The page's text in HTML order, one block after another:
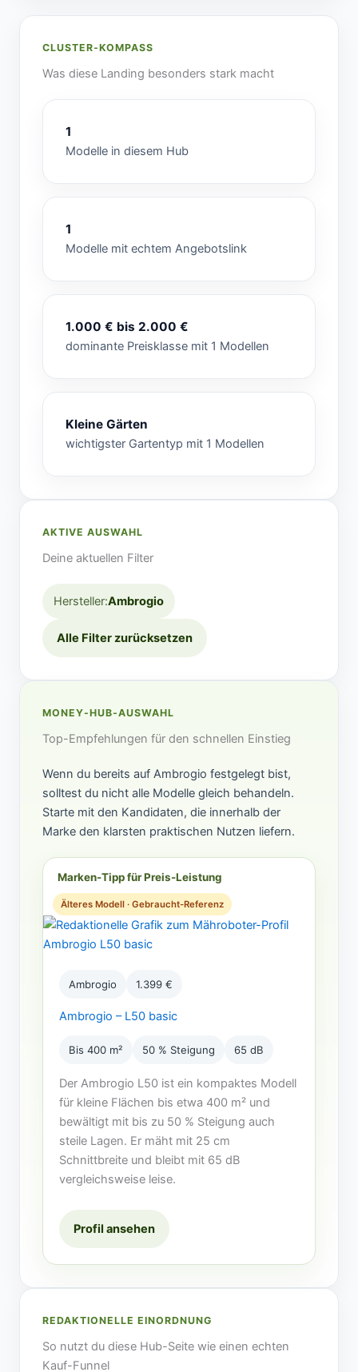
CLUSTER-KOMPASS
Was diese Landing besonders stark macht
1
Modelle in diesem Hub
1
Modelle mit echtem Angebotslink
1.000 € bis 2.000 €
dominante Preisklasse mit 1 Modellen
Kleine Gärten
wichtigster Gartentyp mit 1 Modellen
AKTIVE AUSWAHL
Deine aktuellen Filter
Hersteller:Ambrogio
Alle Filter zurücksetzen
MONEY-HUB-AUSWAHL
Top-Empfehlungen für den schnellen Einstieg
Wenn du bereits auf Ambrogio festgelegt bist,
solltest du nicht alle Modelle gleich behandeln.
Starte mit den Kandidaten, die innerhalb der
Marke den klarsten praktischen Nutzen liefern.
Marken-Tipp für Preis-Leistung
Älteres Modell · Gebraucht-Referenz
Ambrogio 1.399 €
Ambrogio – L50 basic
Bis 400 m² 50 % Steigung 65 dB
Der Ambrogio L50 ist ein kompaktes Modell
für kleine Flächen bis etwa 400 m² und
bewältigt mit bis zu 50 % Steigung auch
steile Lagen. Er mäht mit 25 cm
Schnittbreite und bleibt mit 65 dB
vergleichsweise leise.
Profil ansehen
REDAKTIONELLE EINORDNUNG
So nutzt du diese Hub-Seite wie einen echten
Kauf-Funnel